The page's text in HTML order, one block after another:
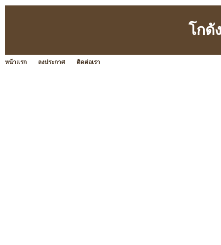
โกดั
หน้าแรก ลงประกาศ ติดต่อเรา